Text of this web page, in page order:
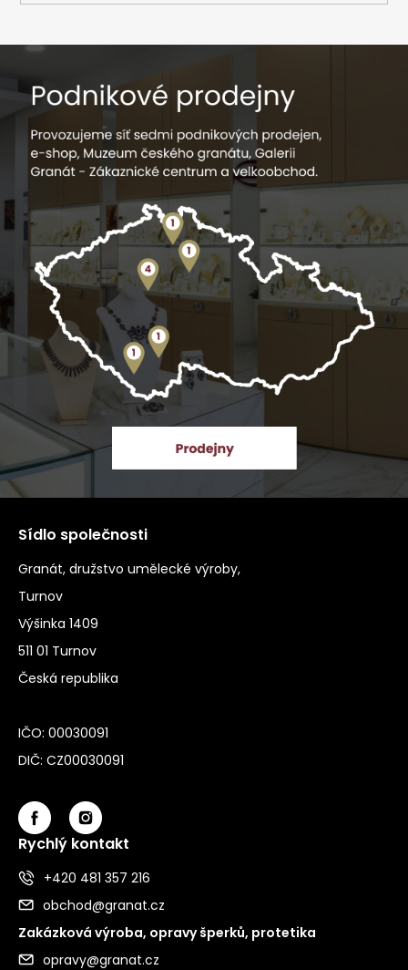
Sídlo společnosti
Granát, družstvo umělecké výroby,
Turnov
Výšinka 1409
511 01 Turnov
Česká republika
IČO: 00030091
DIČ: CZ00030091
Rychlý kontakt
+420 481 357 216
obchod@granat.cz
Zakázková výroba, opravy šperků, protetika
opravy@granat.cz